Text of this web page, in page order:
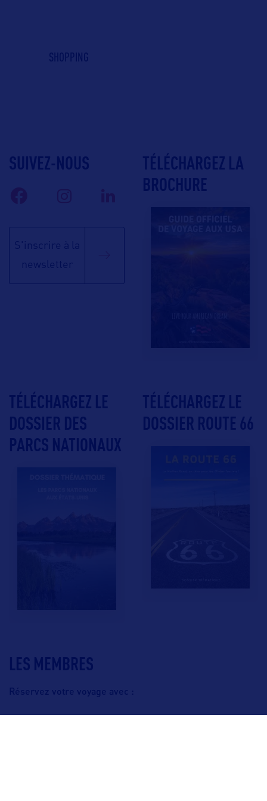
SHOPPING
LES MEMBRES
Réservez votre voyage avec :
SUIVEZ-NOUS
S'inscrire à la
newsletter
TÉLÉCHARGEZ LA
BROCHURE
TÉLÉCHARGEZ LE
DOSSIER DES
PARCS NATIONAUX
TÉLÉCHARGEZ LE
DOSSIER ROUTE 66